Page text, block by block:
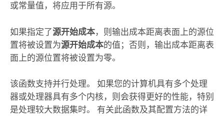
或常量值，将应用于所有源。
如果指定了源开始成本，则输出成本距离表面上的源位
置将被设置为源开始成本的值；否则，输出成本距离表
面上的源位置将被设置为零。
该函数支持并行处理。 如果您的计算机具有多个处理
器或处理器具有多个内核，则会获得更好的性能，特别
是处理较大数据集时。 有关此函数及其配置方法的详